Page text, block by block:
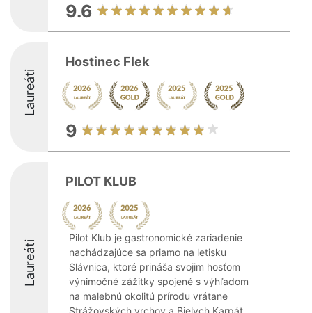
9.6
Laureáti
Hostinec Flek
9
Laureáti
PILOT KLUB
Pilot Klub je gastronomické zariadenie
nachádzajúce sa priamo na letisku
Slávnica, ktoré prináša svojim hosťom
výnimočné zážitky spojené s výhľadom
na malebnú okolitú prírodu vrátane
Strážovských vrchov a Bielych Karpát.